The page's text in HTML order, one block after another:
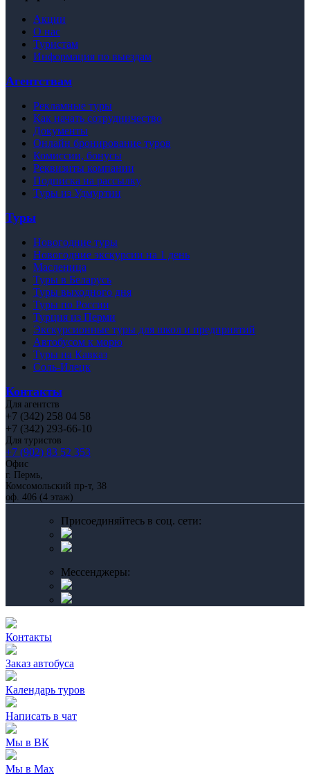
Акции
О нас
Туристам
Информация по выездам
Агентствам
Рекламные туры
Как начать сотрудничество
Документы
Онлайн бронирование туров
Комиссии, бонусы
Реквизиты компании
Подписка на рассылку
Туры из Удмуртии
Туры
Новогодние туры
Новогодние экскурсии на 1 день
Масленица
Туры в Беларусь
Туры выходного дня
Туры по России
Турция из Перми
Экскурсионные туры для школ и предприятий
Автобусом к морю
Туры на Кавказ
Соль-Илецк
Контакты
Для агентств
+7 (342) 258 04 58
+7 (342) 293-66-10
Для туристов
+7 (902) 83 52 353
Офис
г. Пермь,
Комсомольский пр-т, 38
оф. 406 (4 этаж)
Присоединяйтесь в соц. сети:
Мессенджеры:
Контакты
Заказ автобуса
Календарь туров
Написать в чат
Мы в ВК
Мы в Max